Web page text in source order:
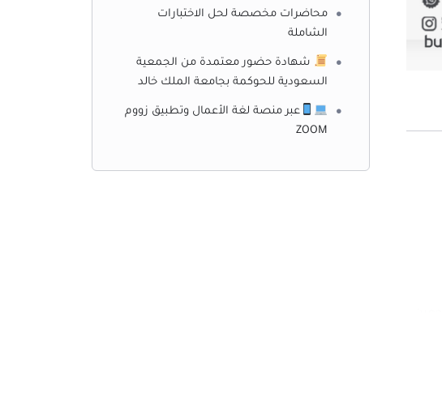
محاضرات مخصصة لحل الاختبارات
الشاملة
شهادة حضور معتمدة من الجمعية
السعودية للحوكمة بجامعة الملك خالد
عبر منصة لغة الأعمال وتطبيق زووم
ZOOM